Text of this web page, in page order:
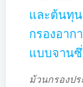
และต้นทุน
กรองอาก
แบบจาน
ม้วนกรองป